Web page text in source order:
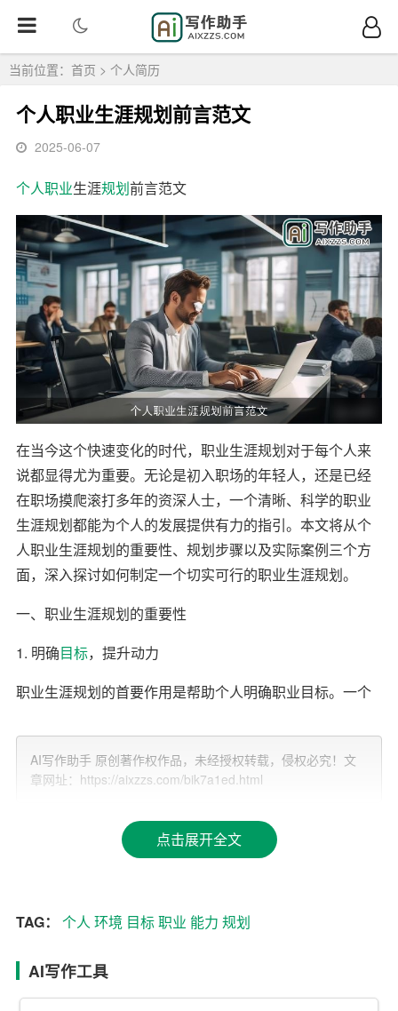
当前位置： 首页 > 个人简历
个人职业生涯规划前言范文
2025-06-07
个人职业生涯规划前言范文
在当今这个快速变化的时代，职业生涯规划对于每个人来
说都显得尤为重要。无论是初入职场的年轻人，还是已经
在职场摸爬滚打多年的资深人士，一个清晰、科学的职业
生涯规划都能为个人的发展提供有力的指引。本文将从个
人职业生涯规划的重要性、规划步骤以及实际案例三个方
面，深入探讨如何制定一个切实可行的职业生涯规划。
一、职业生涯规划的重要性
1. 明确目标，提升动力
职业生涯规划的首要作用是帮助个人明确职业目标。一个
困难和挫折时提供强大的动力。研究表明，有明确职业目
标的人在工作中表现更为出色，职业满意度也更高。
在职场中，很多人因为缺乏规划而陷入盲目忙碌的状态，
提高工作效率。
3. 适应变化，灵活应对
职场环境瞬息万变，只有具备灵活应对能力的人才能在竞
AI写作助手 原创著作权作品，未经授权转载，侵权必究！文
章网址：https://aixzzs.com/bik7a1ed.html
点击展开全文
TAG： 个人 环境 目标职业 能力 规划
AI写作工具